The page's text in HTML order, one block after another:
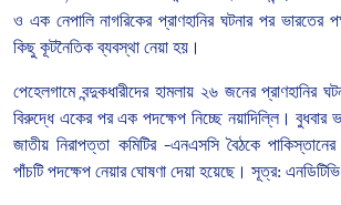
ও এক নেপালি নাগরিকের প্রাণহানির ঘটনার পর ভারতের
কিছু কূটনৈতিক ব্যবস্থা নেয়া হয়।
পেহেলগামে বন্দুকধারীদের হামলায় ২৬ জনের প্রাণহানির
বিরুদ্ধে একের পর এক পদক্ষেপ নিচ্ছে নয়াদিল্লি। বুধবার
জাতীয় নিরাপত্তা কমিটির–এনএসসি বৈঠকে পাকিস্তানের
পাঁচটি পদক্ষেপ নেয়ার ঘোষণা দেয়া হয়েছে। সূত্র: